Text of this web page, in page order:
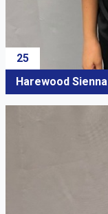
25
Harewood Sienna